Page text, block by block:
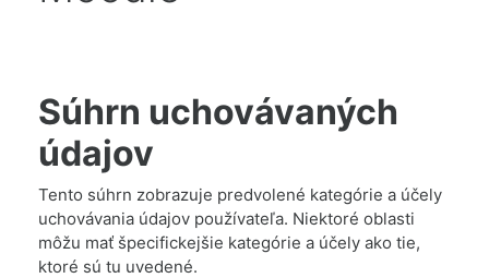
Súhrn uchovávaných
údajov
Tento súhrn zobrazuje predvolené kategórie a účely
uchovávania údajov používateľa. Niektoré oblasti
môžu mať špecifickejšie kategórie a účely ako tie,
ktoré sú tu uvedené.